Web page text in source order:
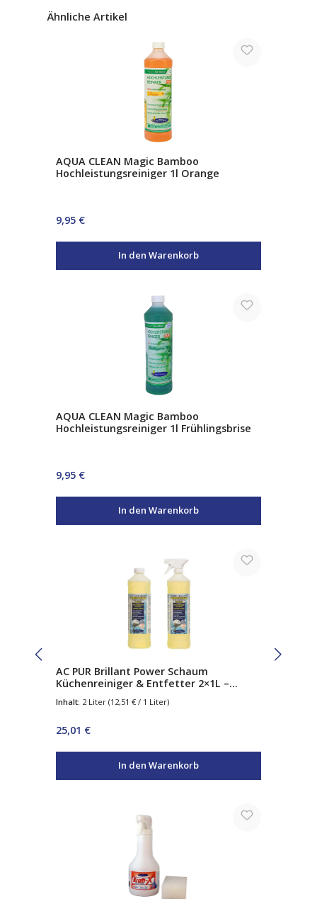
Produktgalerie überspringen
Ähnliche Artikel
AQUA CLEAN Magic Bamboo
Hochleistungsreiniger 1l Orange
Regulärer Preis:
9,95 €
In den Warenkorb
AQUA CLEAN Magic Bamboo
Hochleistungsreiniger 1l Frühlingsbrise
Regulärer Preis:
9,95 €
In den Warenkorb
AC PUR Brillant Power Schaum
Küchenreiniger & Entfetter 2×1L –
& Arbeitsflächen
Inhalt: 2 Liter (12,51 € / 1 Liter)
Regulärer Preis:
25,01 €
In den Warenkorb